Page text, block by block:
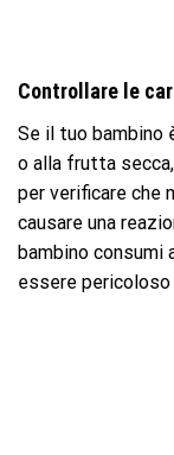
Controllare le
Se il tuo bambino
o alla frutta
per verificare che
causare una
bambino consumi
essere pericoloso